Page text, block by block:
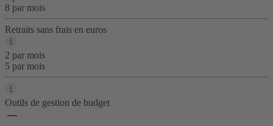
8 par mois
Retraits sans frais en euros
2 par mois
5 par mois
Outils de gestion de budget